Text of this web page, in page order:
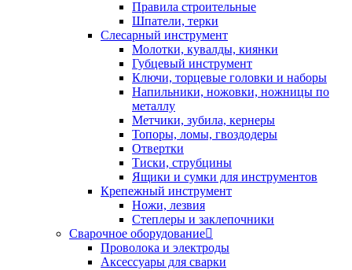
Правила строительные
Шпатели, терки
Слесарный инструмент
Молотки, кувалды, киянки
Губцевый инструмент
Ключи, торцевые головки и наборы
Напильники, ножовки, ножницы по
металлу
Метчики, зубила, кернеры
Топоры, ломы, гвоздодеры
Отвертки
Тиски, струбцины
Ящики и сумки для инструментов
Крепежный инструмент
Ножи, лезвия
Степлеры и заклепочники
Сварочное оборудование
Проволока и электроды
Аксессуары для сварки